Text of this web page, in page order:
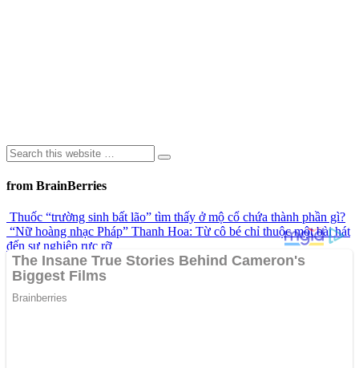
from BrainBerries
Thuốc “trường sinh bất lão” tìm thấy ở mộ cổ chứa thành phần gì?
“Nữ hoàng nhạc Pháp” Thanh Hoa: Từ cô bé chỉ thuộc một bài hát
đến sự nghiệp rực rỡ
Khoảnh khắc chiếc ô tô bị nước lũ dữ dội cuốn trôi khi cây cầu bị
sập gây chú ý trên mạng xã hội
Ngôn Ngữ Của Đôi Môi: Có Thể Bạn Chưa Biết!